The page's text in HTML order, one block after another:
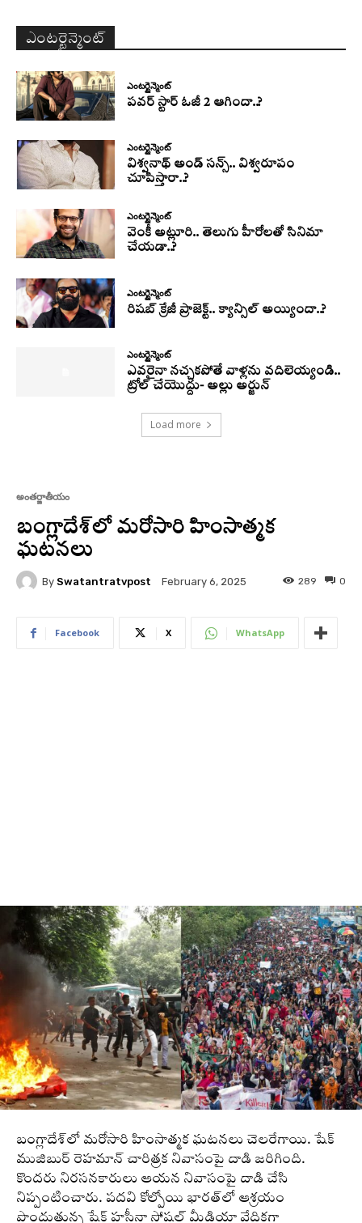
ఎంటర్టైన్మెంట్
ఎంటర్టైన్మెంట్
పవర్ స్టార్ ఓజీ 2 ఆగిందా..?
ఎంటర్టైన్మెంట్
విశ్వనాథ్ అండ్ సన్స్.. విశ్వరూపం
చూపిస్తారా..?
ఎంటర్టైన్మెంట్
వెంకీ అట్లూరి.. తెలుగు హీరోలతో సినిమా
చేయడా..?
ఎంటర్టైన్మెంట్
రిషబ్ క్రేజీ ప్రాజెక్ట్.. క్యాన్సిల్ అయ్యిందా..?
ఎంటర్టైన్మెంట్
ఎవరైనా నచ్చకపోతే వాళ్లను వదిలెయ్యండి..
ట్రోల్ చేయొద్దు- అల్లు అర్జున్
Load more